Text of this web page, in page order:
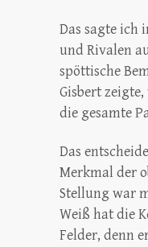
Das sagte ich
und Rivalen
spöttische
Gisbert
die gesamte
Das
Merkmal der
Stellung war
Weiß hat die
Felder, denn